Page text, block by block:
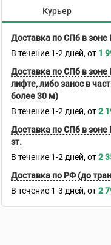
Курьер
Доставка по СПб в зоне
В течение 1-2 дней 1
Доставка по СПб в
лифте, либо занос в
более 30 м)
В течение 1-2 дней 2
Доставка по СПб в
эт.
В течение 1-2 дней 2
Доставка по РФ (до
В течение 1-3 дней 2